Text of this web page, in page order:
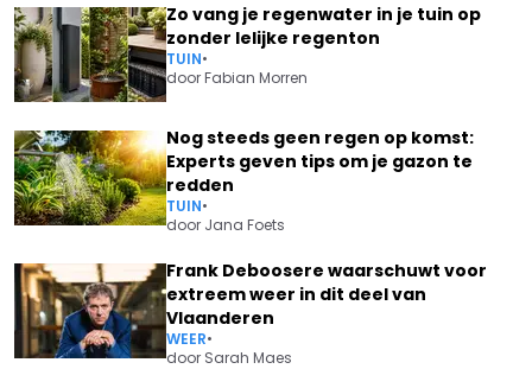
Zo vang je regenwater in je tuin op
zonder lelijke regenton
TUIN•
doorFabian Morren
Nog steeds geen regen op komst:
Experts geven tips om je gazon te
redden
TUIN•
door Jana Foets
Frank Deboosere waarschuwt voor
extreem weer in dit deel van
Vlaanderen
WEER•
door Sarah Maes